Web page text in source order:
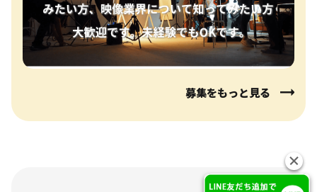
募集をもっと見る